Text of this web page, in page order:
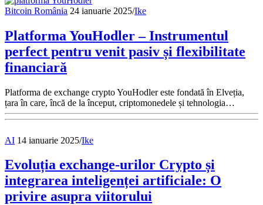
Bitcoin România 24 ianuarie 2025/Ike
Platforma YouHodler – Instrumentul
perfect pentru venit pasiv și flexibilitate
financiară
Platforma de exchange crypto YouHodler este fondată în Elveția,
țara în care, încă de la început, criptomonedele și tehnologia…
AI 14 ianuarie 2025/Ike
Evoluția exchange-urilor Crypto și
integrarea inteligenței artificiale: O
privire asupra viitorului